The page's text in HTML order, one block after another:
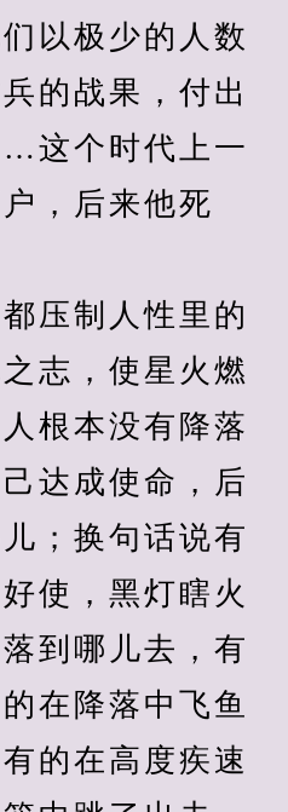
以极少的人数
的战果，付出
这个时代上一
，后来他死
制人性里的
志，使星火燃
根本没有降落
达成使命，后
；换句话说有
使，黑灯瞎火
到哪儿去，有
在降落中飞鱼
的在高度疾速